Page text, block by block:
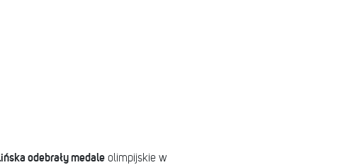
odebrały medaleolimpijskie w